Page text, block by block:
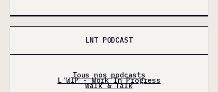
LNT PODCAST
Tous nos podcasts
L'WIP - Work In Progress
Walk & Talk